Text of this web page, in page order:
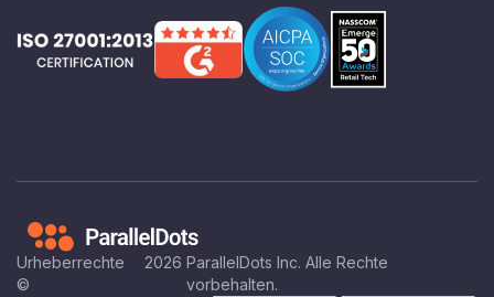
Urheberrechte
©
2026 ParallelDots Inc. Alle Rechte
vorbehalten.